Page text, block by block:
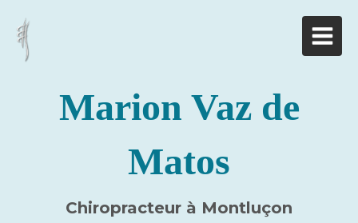
Marion Vaz de
Matos
Chiropracteur à Montluçon